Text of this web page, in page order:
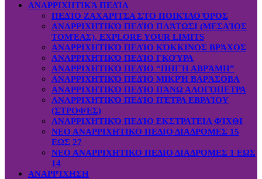
ΑΝΑΡΡΙΧΗΤΙΚΆ ΠΕΔΊΑ
ΠΕΔΊΟ ΖΑΧΑΡΙΤΣΑ ΣΤΟ ΠΟΙΚΊΛΟ ΌΡΟΣ
ΑΝΑΡΡΙΧΗΤΙΚΌ ΠΕΔΊΟ ΠΛΆΤΩΣΙ (ΜΕΣΑΊΟΣ
ΤΟΜΈΑΣ), EXPLORE YOUR LIMITS
ΑΝΑΡΡΙΧΗΤΙΚΌ ΠΕΔΊΟ ΚΌΚΚΙΝΟΣ ΒΡΆΧΟΣ
ΑΝΑΡΡΙΧΗΤΙΚΌ ΠΕΔΊΟ ΓΚΟΎΡΑ
ΑΝΑΡΡΙΧΗΤΙΚΌ ΠΕΔΊΟ “ΠΗΓΉ ΑΒΡΆΜΗ”
ΑΝΑΡΡΙΧΗΤΙΚΌ ΠΕΔΊΟ ΜΙΚΡΉ ΒΑΡΆΣΟΒΑ
ΑΝΑΡΡΙΧΗΤΙΚΌ ΠΕΔΊΟ ΠΆΝΩ ΑΛΟΓΌΠΕΤΡΑ
ΑΝΑΡΡΙΧΗΤΙΚΌ ΠΕΔΊΟ ΠΈΤΡΑ ΕΒΡΑΊΟΥ
(ΣΤΡΟΦΈΣ)
ΑΝΑΡΡΙΧΗΤΙΚΌ ΠΕΔΊΟ ΕΚΣΤΡΑΤΕΙΑ ΦΊΧΘΙ
ΝΕΟ ΑΝΑΡΡΙΧΗΤΙΚΟ ΠΕΔΙΟ ΔΙΑΔΡΟΜΕΣ 15
ΕΩΣ 27
ΝΕΟ ΑΝΑΡΡΙΧΗΤΙΚΟ ΠΕΔΙΟ ΔΙΑΔΡΟΜΕΣ 1 ΕΩΣ
14
ΑΝΑΡΡΊΧΗΣΗ